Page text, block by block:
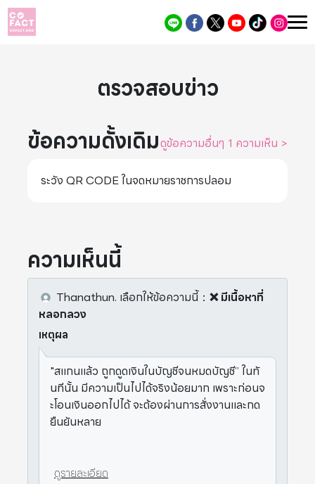
ตรวจสอบข่าว
ข้อความดั้งเดิมดูข้อความอื่นๆ 1 ความเห็น >
ระวัง QR CODE ในจดหมายราชการปลอม
ความเห็นนี้
Thanathun. เลือกให้ข้อความนี้： ❌ มีเนื้อหาที่
หลอกลวง
เหตุผล
"สแกนแล้ว ถูกดูดเงินในบัญชีจนหมดบัญชี” ในทั
นทีนั้น มีความเป็นไปได้จริงน้อยมาก เพราะก่อนจ
ะโอนเงินออกไปได้ จะต้องผ่านการสั่งงานและกด
ยืนยันหลาย
ดูรายละเอียด